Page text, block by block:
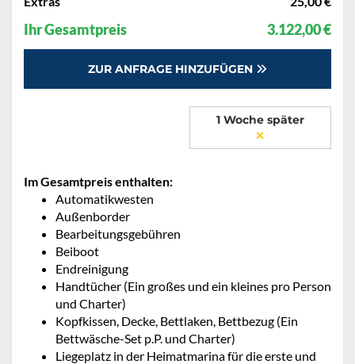
Ihr Gesamtpreis 3.122,00 €
ZUR ANFRAGE HINZUFÜGEN
1 Woche später
Im Gesamtpreis enthalten:
Automatikwesten
Außenborder
Bearbeitungsgebühren
Beiboot
Endreinigung
Handtücher (Ein großes und ein kleines pro Person
und Charter)
Kopfkissen, Decke, Bettlaken, Bettbezug (Ein
Bettwäsche-Set p.P. und Charter)
Liegeplatz in der Heimatmarina für die erste und